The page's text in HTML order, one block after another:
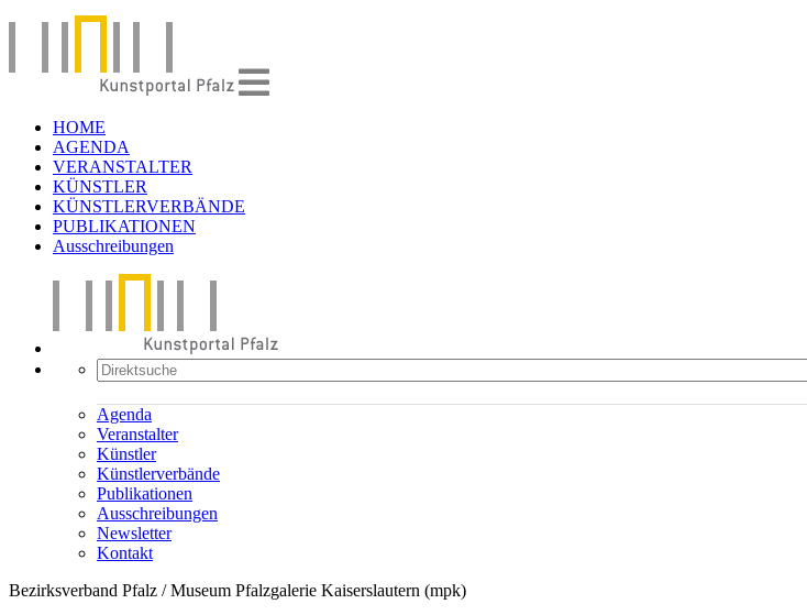
HOME
AGENDA
VERANSTALTER
KÜNSTLER
KÜNSTLERVERBÄNDE
PUBLIKATIONEN
Ausschreibungen
Agenda
Veranstalter
Künstler
Künstlerverbände
Publikationen
Ausschreibungen
Newsletter
Kontakt
Bezirksverband Pfalz / Museum Pfalzgalerie Kaiserslautern (mpk)